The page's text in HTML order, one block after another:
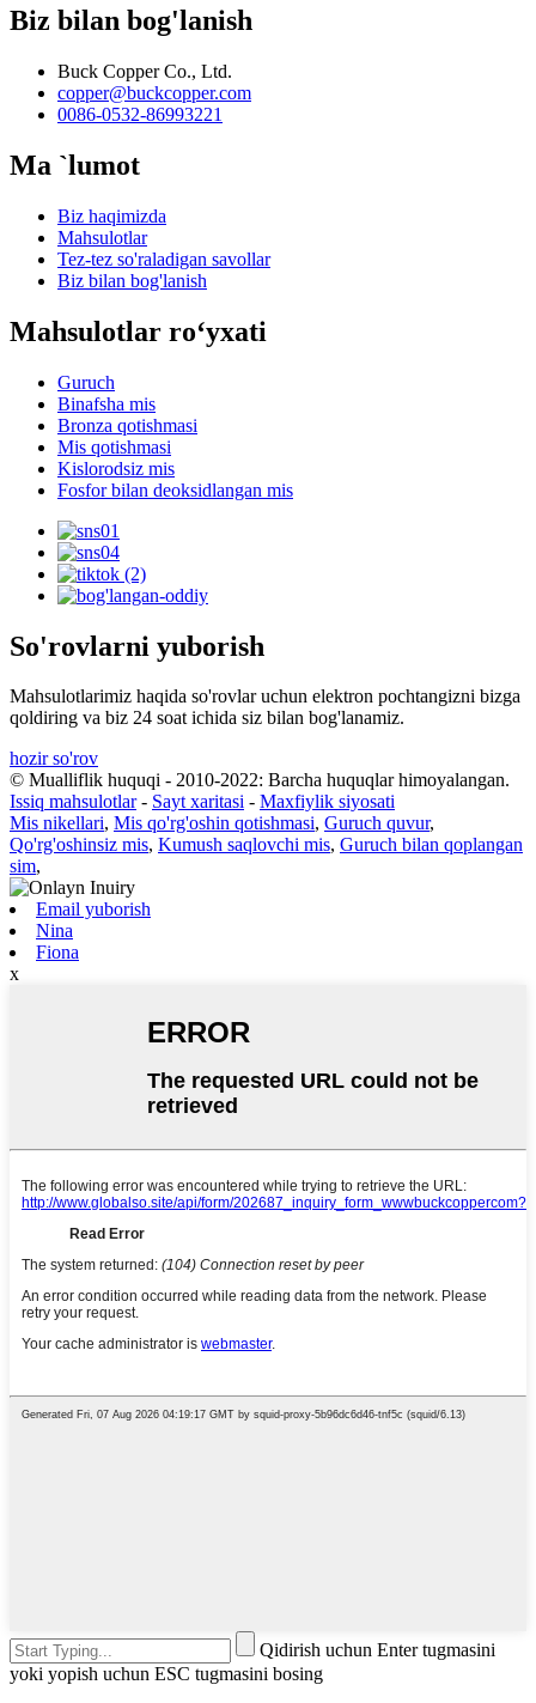
Biz bilan bog'lanish
Buck Copper Co., Ltd.
copper@buckcopper.com
0086-0532-86993221
Ma `lumot
Biz haqimizda
Mahsulotlar
Tez-tez so'raladigan savollar
Biz bilan bog'lanish
Mahsulotlar roʻyxati
Guruch
Binafsha mis
Bronza qotishmasi
Mis qotishmasi
Kislorodsiz mis
Fosfor bilan deoksidlangan mis
So'rovlarni yuborish
Mahsulotlarimiz haqida so'rovlar uchun elektron pochtangizni bizga
qoldiring va biz 24 soat ichida siz bilan bog'lanamiz.
hozir so'rov
© Mualliflik huquqi - 2010-2022: Barcha huquqlar himoyalangan.
Issiq mahsulotlar- Sayt xaritasi - Maxfiylik siyosati
Mis nikellari, Mis qo'rg'oshin qotishmasi, Guruch quvur,
Qo'rg'oshinsiz mis, Kumush saqlovchi mis, Guruch bilan qoplangan
sim,
Email yuborish
Nina
Fiona
x
Qidirish uchun Enter tugmasini
yoki yopish uchun ESC tugmasini bosing